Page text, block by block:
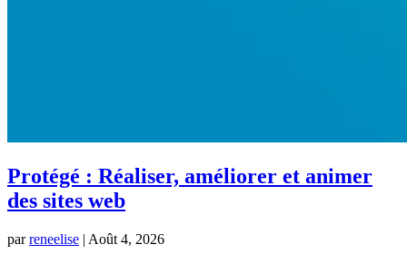
Protégé : Réaliser, améliorer et animer
des sites web
parreneelise | Août 4, 2026